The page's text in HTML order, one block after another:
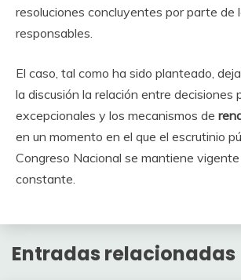
resoluciones concluyentes por parte de
responsables.
El caso, tal como ha sido planteado,
la discusión la relación entre decisiones
excepcionales y los mecanismos de
en un momento en el que el escrutinio
Congreso Nacional se mantiene
constante.
Entradas relacionadas